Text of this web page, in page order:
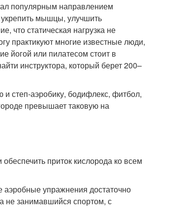
популярным направлением
мышцы, улучшить
что статическая нагрузка не
практикуют многие известные люди,
йогой или пилатесом стоит в
инструктора, который берет 200–
степ-аэробику, бодифлекс, фитбол,
превышает таковую на
приток кислорода ко всем
аэробные упражнения достаточно
не занимавшийся спортом, с